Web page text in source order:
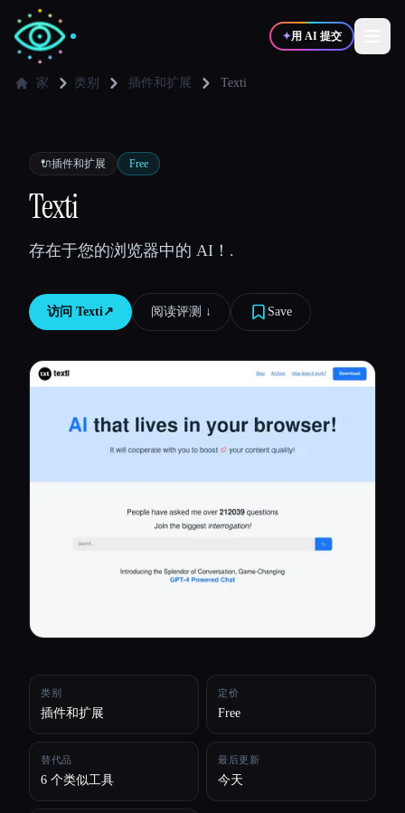
✦用 AI 提交
💻 开发者
🎓学生 🎬
关于
家 类别 插件和扩展 Texti
🔌插件和扩展 Free
Texti
存在于您的浏览器中的 AI！.
访问 Texti↗︎ 阅读评测 ↓︎ Save
类别
插件和扩展
定价
Free
替代品
6 个类似工具
最后更新
今天